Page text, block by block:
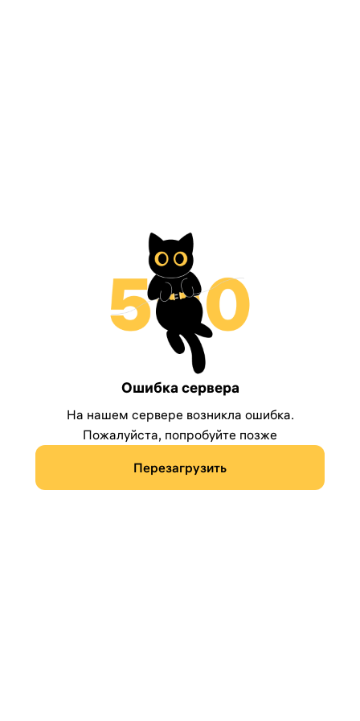
Ошибка сервера
На нашем сервере возникла ошибка.
Пожалуйста, попробуйте позже
Перезагрузить